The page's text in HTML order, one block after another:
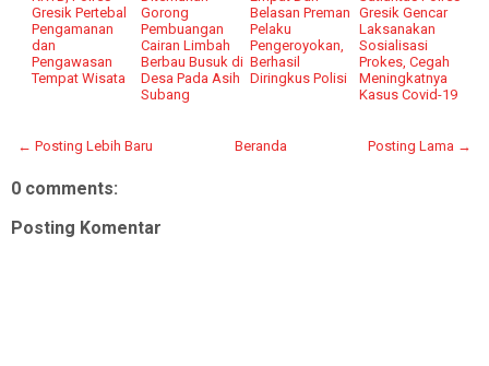
Gresik Pertebal
Pengamanan
dan
Pengawasan
Tempat Wisata
Gorong
Pembuangan
Cairan Limbah
Berbau Busuk di
Desa Pada Asih
Subang
Belasan Preman
Pelaku
Pengeroyokan,
Berhasil
Diringkus Polisi
Gresik Gencar
Laksanakan
Sosialisasi
Prokes, Cegah
Meningkatnya
Kasus Covid-19
← Posting Lebih Baru Posting Lama →
Beranda
0 comments:
Posting Komentar